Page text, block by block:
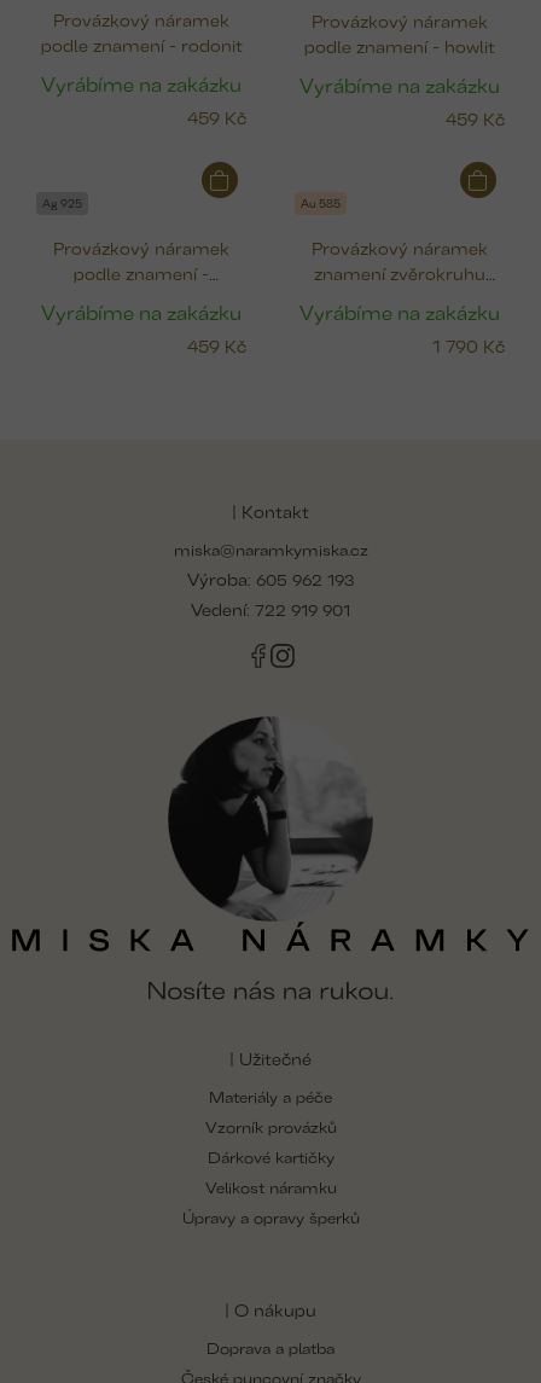
Provázkový náramek
podle znamení - rodonit
Vyrábíme na zakázku
459 Kč
Provázkový náramek
podle znamení - howlit
Vyrábíme na zakázku
459 Kč
Ag 925
Provázkový náramek
podle znamení -
Vyrábíme na zakázku
459 Kč
Au 585
Provázkový náramek
znamení zvěrokruhu
Vyrábíme na zakázku
1 790 Kč
| Kontakt
miska@naramkymiska.cz
Výroba: 605 962 193
Vedení: 722 919 901
| Užitečné
Materiály a péče
Vzorník provázků
Dárkové kartičky
Velikost náramku
Úpravy a opravy šperků
| O nákupu
Doprava a platba
České puncovní značky